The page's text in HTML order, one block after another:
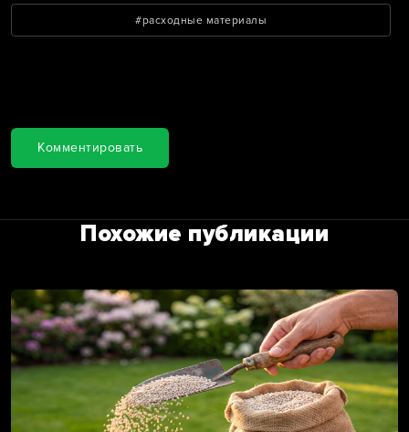
#расходные материалы
Комментировать
Похожие публикации